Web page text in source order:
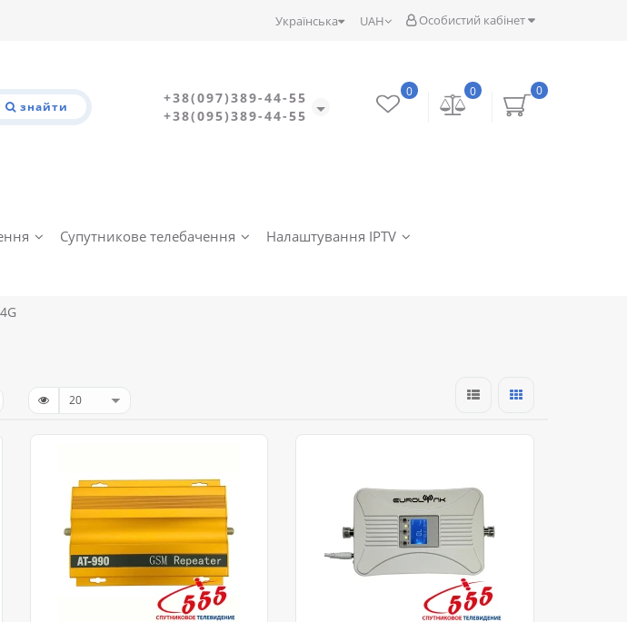
Особистий кабінет
UAH
Українська
знайти
+38(097)389-44-55
+38(095)389-44-55
0
0
0
Супутникове телебачення
Налаштування IPTV